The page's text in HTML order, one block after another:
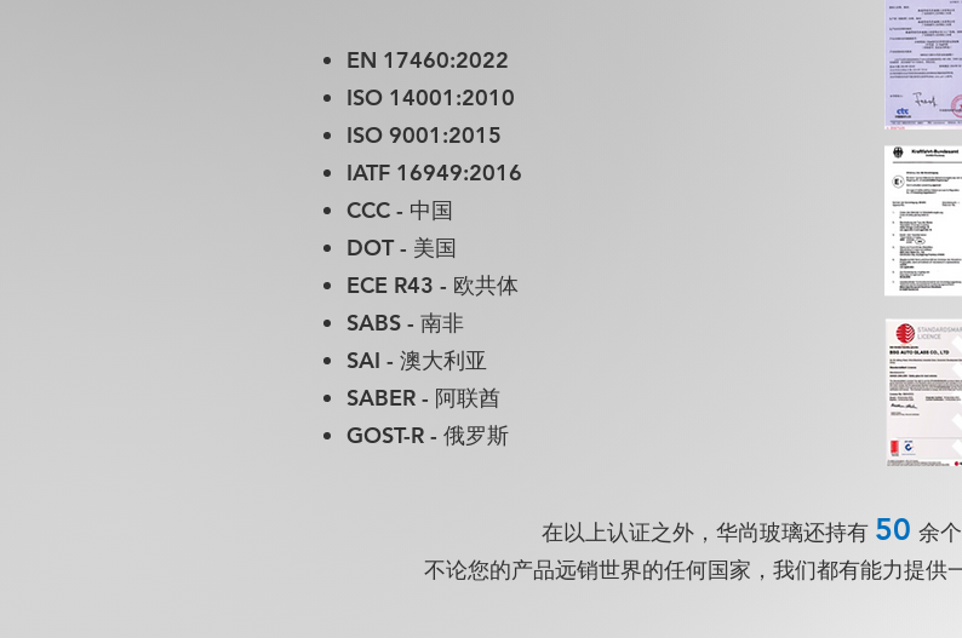
EN 17460:2022
ISO 14001:2010
ISO 9001:2015
IATF 16949:2016
CCC - 中国
DOT - 美国
ECE R43 - 欧共体
SABS - 南非
SAI - 澳大利亚
SABER - 阿联酋
GOST-R - 俄罗斯
在以上认证之外，华尚玻璃还持有 50 余
不论您的产品远销世界的任何国家，我们都有能力提供